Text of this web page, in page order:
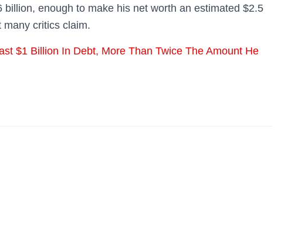
enough to make his net worth an estimated $2.5
many critics claim.
$1 Billion In Debt, More Than Twice The Amount He